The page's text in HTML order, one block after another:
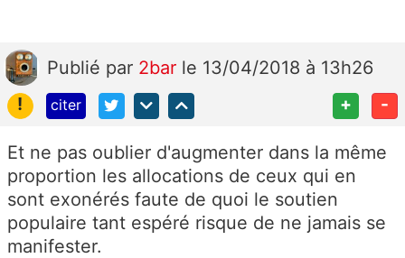
Publié par 2bar le 13/04/2018 à 13h26
!
citer + -
Et ne pas oublier d'augmenter dans la même
proportion les allocations de ceux qui en
sont exonérés faute de quoi le soutien
populaire tant espéré risque de ne jamais se
manifester.